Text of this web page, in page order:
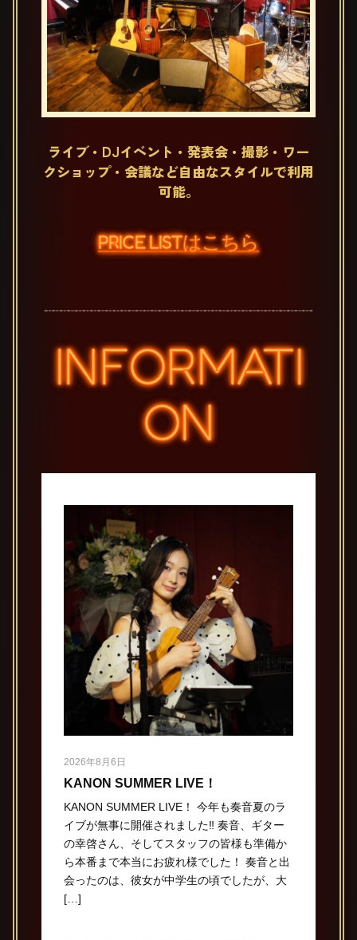
ライブ・DJイベント・発表会・撮影・ワー
クショップ・会議など自由なスタイルで利用
可能。
PRICE LISTはこちら
INFORMATI
ON
2026年8月6日
KANON SUMMER LIVE！
KANON SUMMER LIVE！ 今年も奏音夏のラ
イブが無事に開催されました‼️ 奏音、ギター
の幸啓さん、そしてスタッフの皆様も準備か
ら本番まで本当にお疲れ様でした！ 奏音と出
会ったのは、彼女が中学生の頃でしたが、大
[…]